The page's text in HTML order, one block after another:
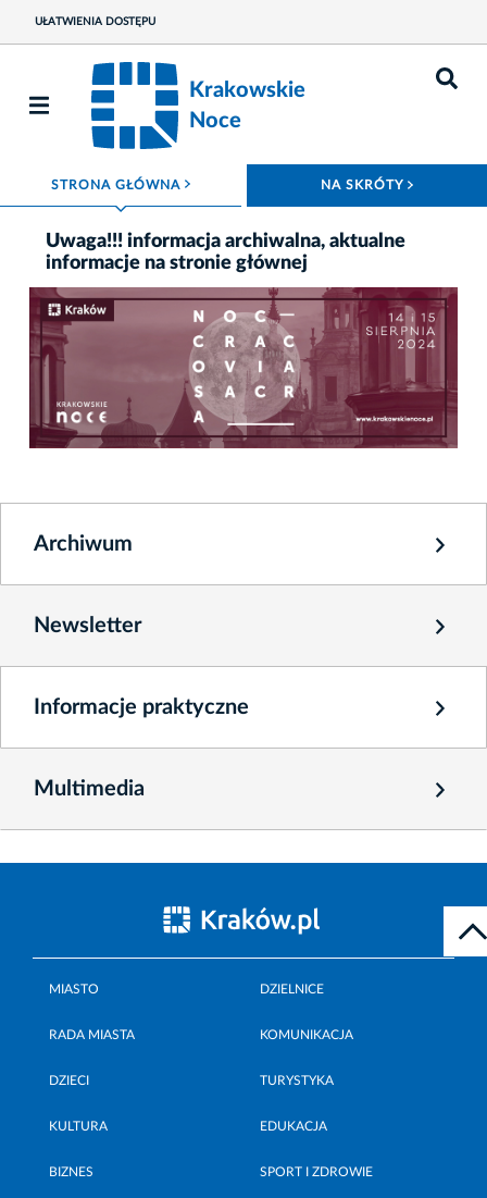
UŁATWIENIA DOSTĘPU
Krakowskie
Noce
STRONA GŁÓWNA ROZWIŃ MENU NA SKRÓTY
Uwaga!!! informacja archiwalna, aktualne
informacje na stronie głównej
Archiwum
Newsletter
Informacje praktyczne
Multimedia
MIASTO DZIELNICE
RADA MIASTA KOMUNIKACJA
DZIECI TURYSTYKA
KULTURA EDUKACJA
BIZNES SPORT I ZDROWIE